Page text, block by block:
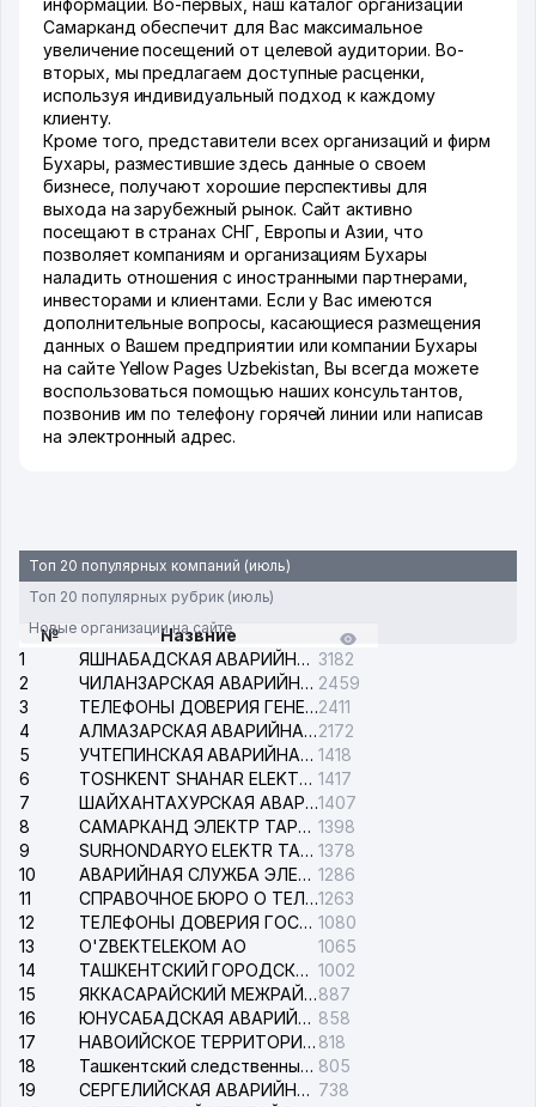
информации. Во-первых, наш каталог организаций
Самарканд обеспечит для Вас максимальное
увеличение посещений от целевой аудитории. Во-
вторых, мы предлагаем доступные расценки,
используя индивидуальный подход к каждому
клиенту.
Кроме того, представители всех организаций и фирм
Бухары, разместившие здесь данные о своем
бизнесе, получают хорошие перспективы для
выхода на зарубежный рынок. Сайт активно
посещают в странах СНГ, Европы и Азии, что
позволяет компаниям и организациям Бухары
наладить отношения с иностранными партнерами,
инвесторами и клиентами. Если у Вас имеются
дополнительные вопросы, касающиеся размещения
данных о Вашем предприятии или компании Бухары
на сайте Yellow Pages Uzbekistan, Вы всегда можете
воспользоваться помощью наших консультантов,
позвонив им по телефону горячей линии или написав
на электронный адрес.
Топ 20 популярных компаний (июль)
Топ 20 популярных рубрик (июль)
Новые организации на сайте
№
Назвние
1
ЯШНАБАДСКАЯ АВАРИЙНАЯ СЛУЖБА ЭЛЕКТРОСЕТИ 3182
2
ЧИЛАНЗАРСКАЯ АВАРИЙНАЯ СЛУЖБА ЭЛЕКТРОСЕТИ 2459
3
ТЕЛЕФОНЫ ДОВЕРИЯ ГЕНЕРАЛЬНОЙ ПРОКУРАТУРЫ РЕСПУБЛИКИ УЗБЕКИСТАН2411
4
АЛМАЗАРСКАЯ АВАРИЙНАЯ СЛУЖБА ЭЛЕКТРОСЕТИ2172
5
УЧТЕПИНСКАЯ АВАРИЙНАЯ СЛУЖБА ЭЛЕКТРОСЕТИ 1418
6
TOSHKENT SHAHAR ELEKTR TARMOQLARI KORXONASI АО 1417
7
ШАЙХАНТАХУРСКАЯ АВАРИЙНАЯ СЛУЖБА ЭЛЕКТРОСЕТИ1407
8
САМАРКАНД ЭЛЕКТР ТАРМОКЛАРИ АО 1398
9
SURHONDARYO ELEKTR TARMOKLARI АО 1378
10
АВАРИЙНАЯ СЛУЖБА ЭЛЕКТРОСЕТИ ТАШКЕНТСКОГО РАЙОНА 1286
11
СПРАВОЧНОЕ БЮРО О ТЕЛЕФОНАХ ОРГАНИЗАЦИЙ г. ТАШКЕНТА1263
12
ТЕЛЕФОНЫ ДОВЕРИЯ ГОСУДАРСТВЕННОГО ЦЕНТРА ТЕСТИРОВАНИЯ 1080
13
O'ZBEKTELEKOM АО
1065
14
ТАШКЕНТСКИЙ ГОРОДСКОЙ СУД ПО ГРАЖДАНСКИМ ДЕЛАМ 1002
15
ЯККАСАРАЙСКИЙ МЕЖРАЙОННЫЙ СУД ПО ГРАЖДАНСКИМ ДЕЛАМ887
16
ЮНУСАБАДСКАЯ АВАРИЙНАЯ СЛУЖБА ЭЛЕКТРОСЕТИ 858
17
НАВОИЙСКОЕ ТЕРРИТОРИАЛЬНОЕ ПРЕДПРИЯТИЕ ЭЛЕКТРОСЕТИ АО 818
18
Ташкентский следственный изолятор 805
19
СЕРГЕЛИЙСКАЯ АВАРИЙНАЯ СЛУЖБА ЭЛЕКТРОСЕТИ 738